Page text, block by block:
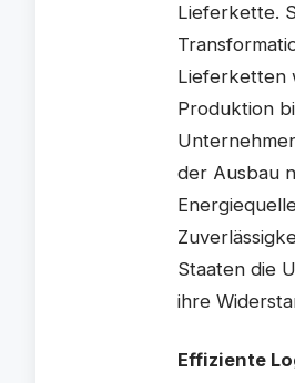
Lieferkette.
Lieferketten
Produktion
der Ausbau
Staaten die
ihre
Effiziente